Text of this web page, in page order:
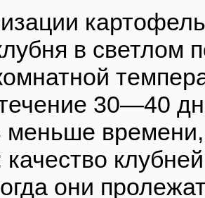
в светлом
30—40
меньше
они